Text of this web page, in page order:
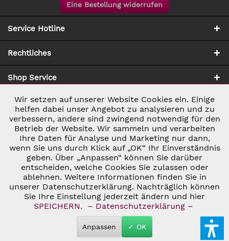
Eine Bestellung widerrufen
Service Hotline
Rechtliches
Shop Service
Zahlung & Versand
* ALLE PREISE INKL. GESETZL. UMSATZSTEUER ZZGL.
VERSANDKOSTEN UND GGF. NACHNAHMEGEBÜHREN, WENN NICHT
ANDERS BESCHRIEBEN
© 2026 C&D WEINHANDEL - ALL RIGHTS RESERVED. THEME BY
THEMEWARE®
Notwendig Aktiv
Marketing Inaktiv
Tracking Inaktiv
Personalisierung Inaktiv
Wir setzen auf unserer Website Cookies ein. Einige
helfen dabei unser Angebot zu analysieren und zu
verbessern, andere sind zwingend notwendig für den
Betrieb der Website. Wir sammeln und verarbeiten
Ihre Daten für Analyse und Marketing nur dann,
wenn Sie uns durch Klick auf „OK“ Ihr Einverständnis
geben. Über „Anpassen“ können Sie darüber
entscheiden, welche Cookies Sie zulassen oder
ablehnen. Weitere Informationen finden Sie in
unserer Datenschutzerklärung. Nachträglich können
Sie Ihre Einstellung jederzeit ändern und hier
SPEICHERN.
– Datenschutzerklärung –
Anpassen ✓ OK